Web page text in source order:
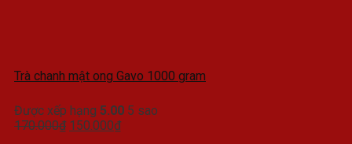
Trà chanh mật ong Gavo 1000 gram
Được xếp hạng 5.00 5 sao
170.000₫ Giá
150.000₫Giá